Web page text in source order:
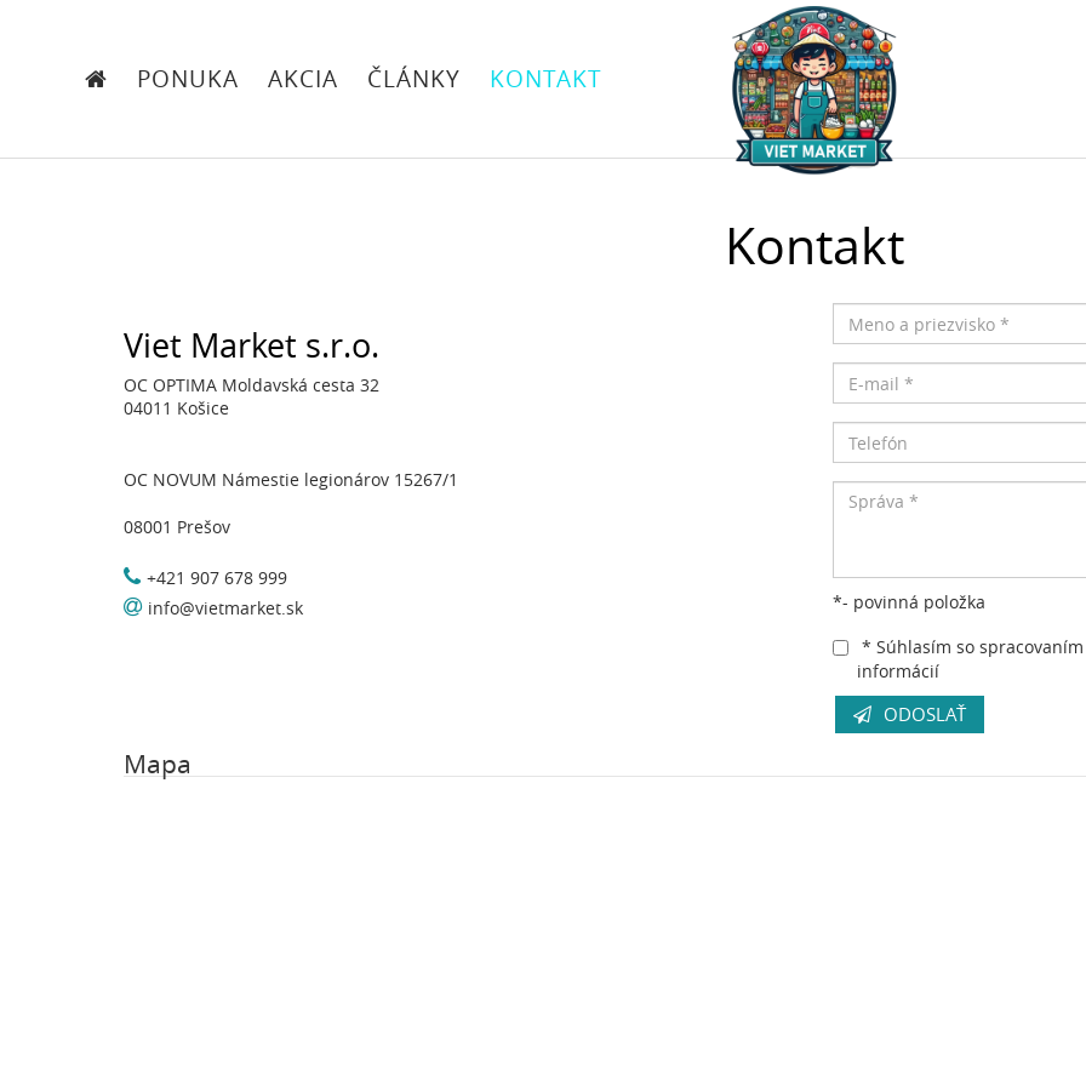
PONUKA AKCIA ČLÁNKY KONTAKT
Kontakt
Viet Market s.r.o.
OC OPTIMA Moldavská cesta 32
04011 Košice
OC NOVUM Námestie legionárov 15267/1
08001 Prešov
+421 907 678 999
info@vietmarket.sk
*- povinná položka
* Súhlasím so
informácií
ODOSLAŤ
Mapa